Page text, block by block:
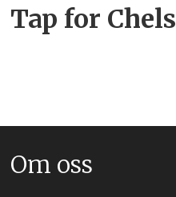
Tap for
Om oss